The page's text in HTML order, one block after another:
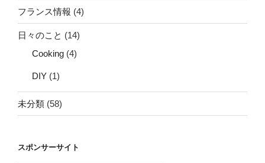
フランス情報 (4)
日々のこと (14)
Cooking (4)
DIY (1)
未分類 (58)
スポンサーサイト